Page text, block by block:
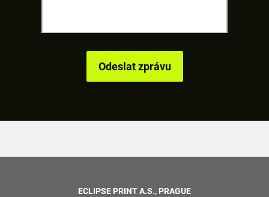
ECLIPSE PRINT A.S., PRAGUE